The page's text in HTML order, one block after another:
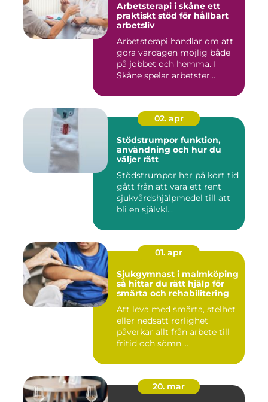
Arbetsterapi i skåne ett
praktiskt stöd för hållbart
arbetsliv
Arbetsterapi handlar om att
göra vardagen möjlig både
på jobbet och hemma. I
Skåne spelar arbetster...
02. apr
Stödstrumpor funktion,
användning och hur du
väljer rätt
Stödstrumpor har på kort tid
gått från att vara ett rent
sjukvårdshjälpmedel till att
bli en självkl...
01. apr
Sjukgymnast i malmköping
så hittar du rätt hjälp för
smärta och rehabilitering
Att leva med smärta, stelhet
eller nedsatt rörlighet
påverkar allt från arbete till
fritid och sömn....
20. mar